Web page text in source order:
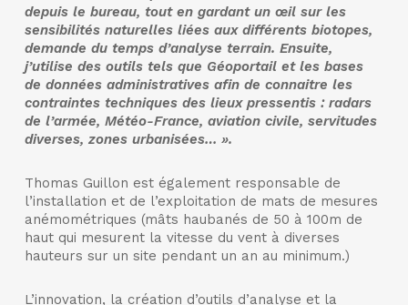
depuis le bureau, tout en gardant un œil sur les
sensibilités naturelles liées aux différents biotopes,
demande du temps d’analyse terrain. Ensuite,
j’utilise des outils tels que Géoportail et les bases
de données administratives afin de connaitre les
contraintes techniques des lieux pressentis : radars
de l’armée, Météo-France, aviation civile, servitudes
diverses, zones urbanisées… ».
Thomas Guillon est également responsable de
l’installation et de l’exploitation de mats de mesures
anémométriques (mâts haubanés de 50 à 100m de
haut qui mesurent la vitesse du vent à diverses
hauteurs sur un site pendant un an au minimum.)
L’innovation, la création d’outils d’analyse et la